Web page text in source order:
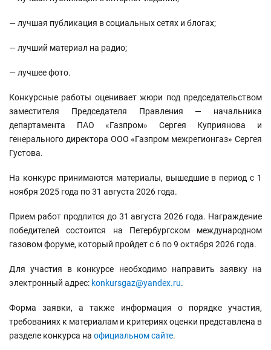
— лучшая публикация в социальных сетях и блогах;
— лучший материал на радио;
— лучшее фото.
Конкурсные работы оценивает жюри под председательством
заместителя Председателя Правления — начальника
департамента ПАО «Газпром» Сергея Куприянова и
генерального директора ООО «Газпром межрегионгаз» Сергея
Густова.
На конкурс принимаются материалы, вышедшие в период с 1
ноября 2025 года по 31 августа 2026 года.
Прием работ продлится до 31 августа 2026 года. Награждение
победителей состоится на Петербургском международном
газовом форуме, который пройдет с 6 по 9 октября 2026 года.
Для участия в конкурсе необходимо направить заявку на
электронный адрес: konkursgaz@yandex.ru.
Форма заявки, а также информация о порядке участия,
требованиях к материалам и критериях оценки представлена в
разделе конкурса на официальном сайте.